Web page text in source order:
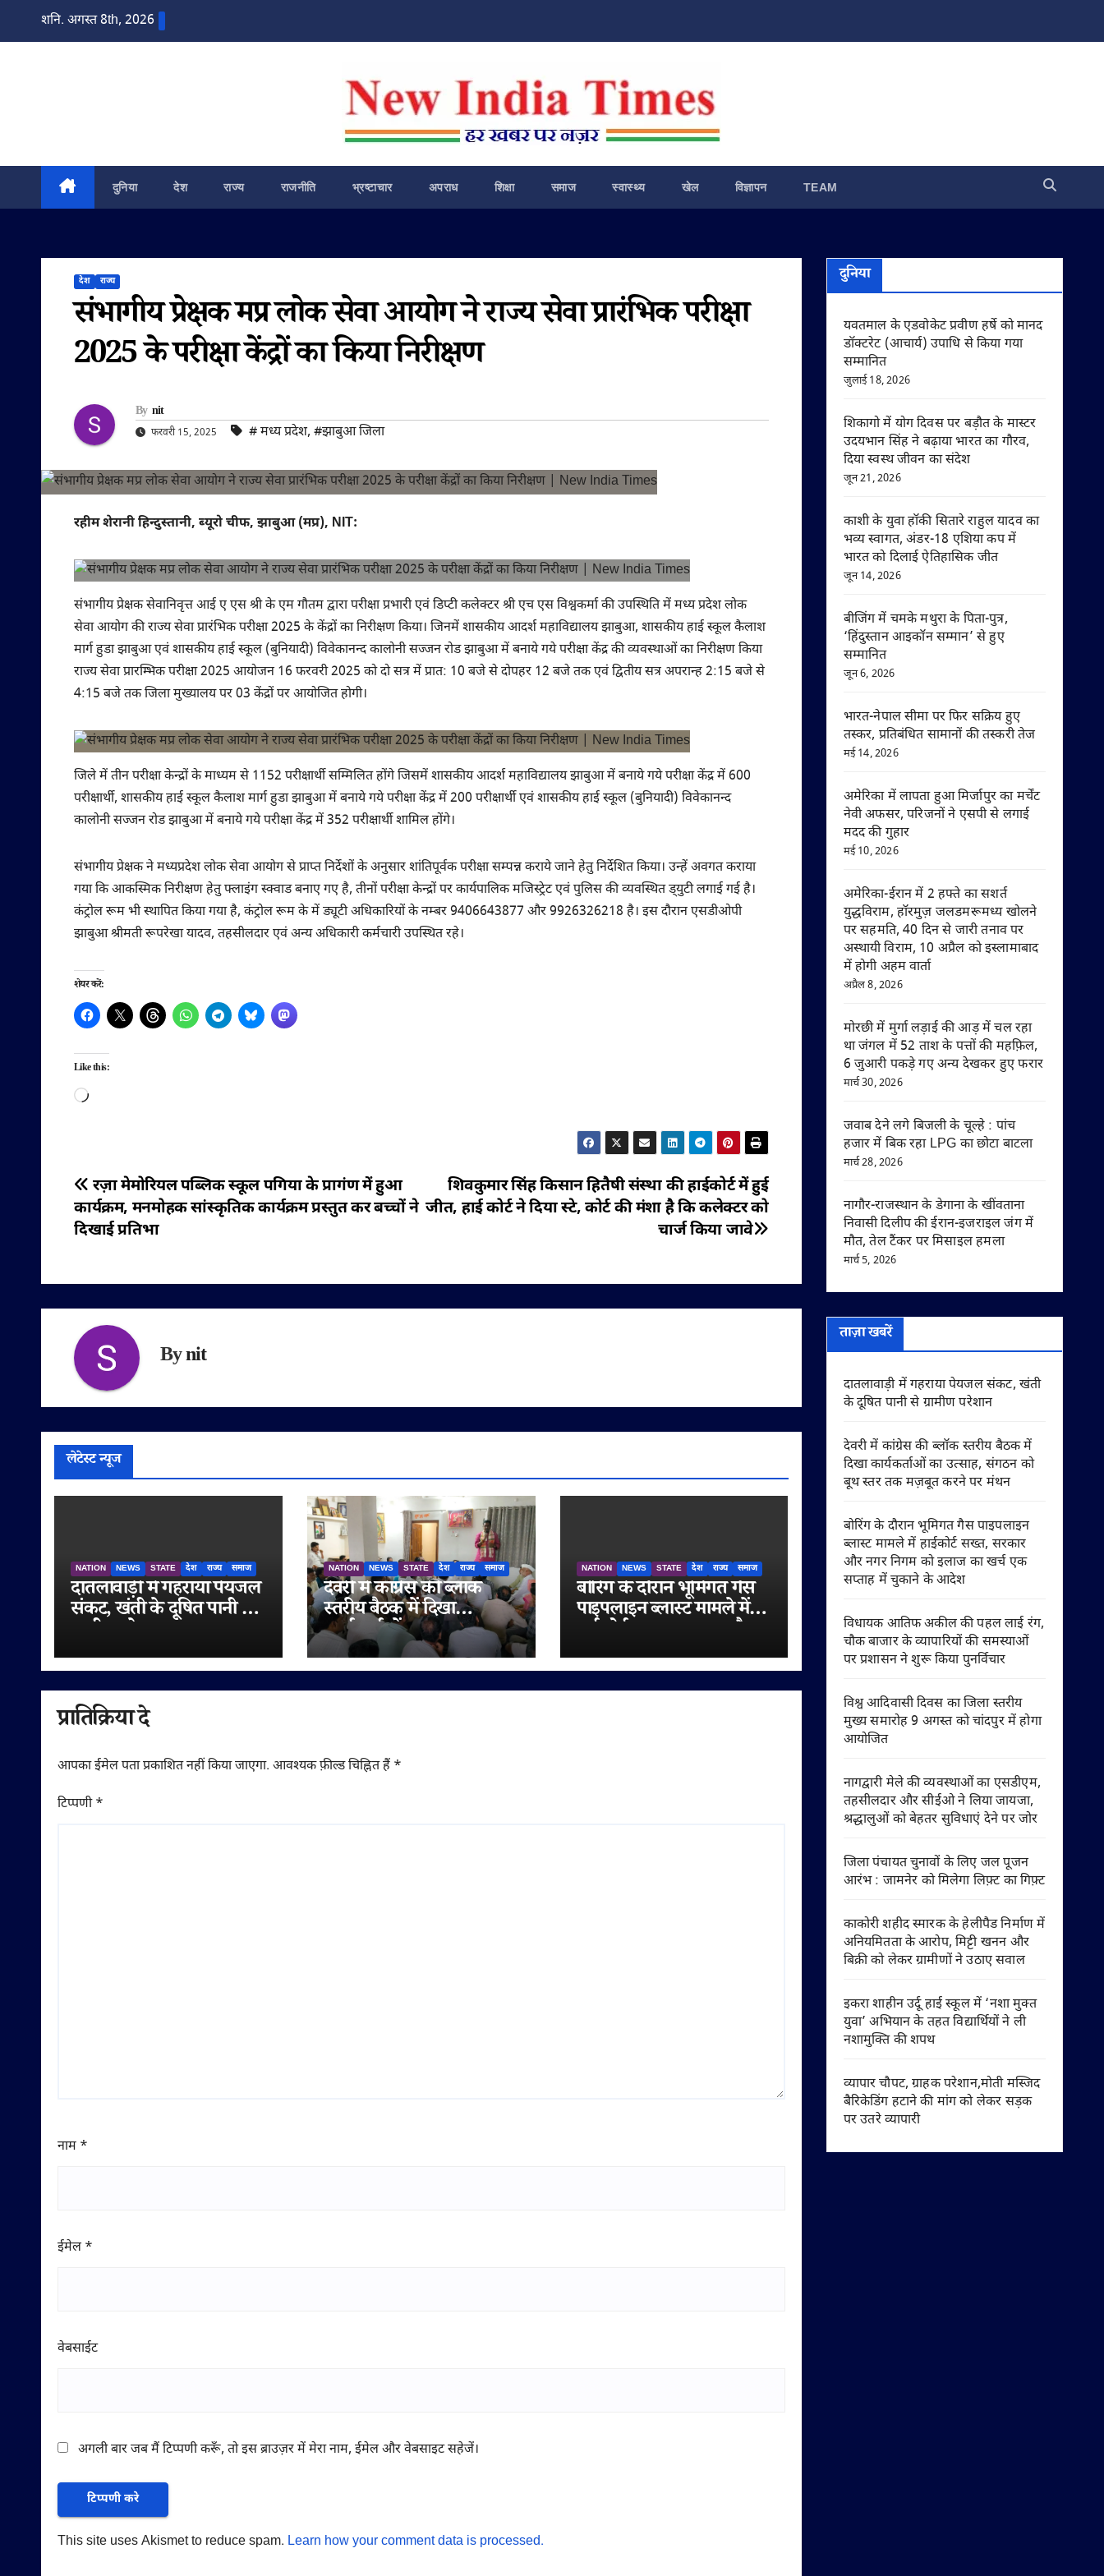
शनि. अगस्त 8th, 2026
दुनिया देश राज्य राजनीति भ्रष्टाचार अपराध शिक्षा समाज स्वास्थ्य खेल विज्ञापन TEAM
देश राज्य
संभागीय प्रेक्षक मप्र लोक सेवा आयोग ने राज्य सेवा प्रारंभिक परीक्षा
2025 के परीक्षा केंद्रों का किया निरीक्षण
By nit
फरवरी 15, 2025 #‌ मध्य प्रदेश, #झाबुआ जिला
रहीम शेरानी हिन्दुस्तानी, ब्यूरो चीफ, झाबुआ (मप्र), NIT:
संभागीय प्रेक्षक सेवानिवृत्त आई ए एस श्री के एम गौतम द्वारा परीक्षा प्रभारी एवं डिप्टी कलेक्टर श्री एच एस विश्वकर्मा की उपस्थिति में मध्य प्रदेश लोक
सेवा आयोग की राज्य सेवा प्रारंभिक परीक्षा 2025 के केंद्रों का निरीक्षण किया। जिनमें शासकीय आदर्श महाविद्यालय झाबुआ, शासकीय हाई स्कूल कैलाश
मार्ग हुडा झाबुआ एवं शासकीय हाई स्कूल (बुनियादी) विवेकानन्द कालोनी सज्जन रोड झाबुआ में बनाये गये परीक्षा केंद्र की व्यवस्थाओं का निरीक्षण किया
राज्य सेवा प्रारम्भिक परीक्षा 2025 आयोजन 16 फरवरी 2025 को दो सत्र में प्रात: 10 बजे से दोपहर 12 बजे तक एवं द्वितीय सत्र अपरान्ह 2:15 बजे से
4:15 बजे तक जिला मुख्यालय पर 03 केंद्रों पर आयोजित होगी।
जिले में तीन परीक्षा केन्द्रों के माध्यम से 1152 परीक्षार्थी सम्मिलित होंगे जिसमें शासकीय आदर्श महाविद्यालय झाबुआ में बनाये गये परीक्षा केंद्र में 600
परीक्षार्थी, शासकीय हाई स्कूल कैलाश मार्ग हुडा झाबुआ में बनाये गये परीक्षा केंद्र में 200 परीक्षार्थी एवं शासकीय हाई स्कूल (बुनियादी) विवेकानन्द
कालोनी सज्जन रोड झाबुआ में बनाये गये परीक्षा केंद्र में 352 परीक्षार्थी शामिल होंगे।
संभागीय प्रेक्षक ने मध्यप्रदेश लोक सेवा आयोग से प्राप्त निर्देशों के अनुसार शांतिपूर्वक परीक्षा सम्पन्न कराये जाने हेतु निर्देशित किया। उन्हें अवगत कराया
गया कि आकस्मिक निरीक्षण हेतु फ्लाइंग स्क्वाड बनाए गए है, तीनों परीक्षा केन्द्रों पर कार्यपालिक मजिस्ट्रेट एवं पुलिस की व्यवस्थित ड्‌युटी लगाई गई है।
कंट्रोल रूम भी स्थापित किया गया है, कंट्रोल रूम के में ड्यूटी अधिकारियों के नम्बर 9406643877 और 9926326218 है। इस दौरान एसडीओपी
झाबुआ श्रीमती रूपरेखा यादव, तहसीलदार एवं अन्य अधिकारी कर्मचारी उपस्थित रहे।
शेयर करें:
Like this:
Loading…
पोस्ट
नेविगेशन
शिवकुमार सिंह किसान हितैषी संस्था की हाईकोर्ट में हुई
जीत, हाई कोर्ट ने दिया स्टे, कोर्ट की मंशा है कि कलेक्टर को
चार्ज किया जावे
रज़ा मेमोरियल पब्लिक स्कूल पगिया के प्रागंण में हुआ
कार्यक्रम, मनमोहक सांस्कृतिक कार्यक्रम प्रस्तुत कर बच्चों ने
दिखाई प्रतिभा
Bynit
लेटेस्ट न्यूज
NATION NEWS STATE देश राज्य समाज
दातलावाड़ी में गहराया पेयजल
संकट, खंती के दूषित पानी से
ग्रामीण परेशान
NATION NEWS STATE देश राज्य समाज
देवरी में कांग्रेस की ब्लॉक
स्तरीय बैठक में दिखा
कार्यकर्ताओं का उत्साह,
संगठन को बूथ स्तर तक
मज़बूत करने पर मंथन
NATION NEWS STATE देश राज्य समाज
बोरिंग के दौरान भूमिगत गैस
पाइपलाइन ब्लास्ट मामले में
हाईकोर्ट सख्त, सरकार और
नगर निगम को इलाज का खर्च
एक सप्ताह में चुकाने के आदेश
प्रातिक्रिया दे
आपका ईमेल पता प्रकाशित नहीं किया जाएगा. आवश्यक फ़ील्ड चिह्नित हैं *
टिप्पणी*
नाम *
ईमेल *
वेबसाईट
अगली बार जब मैं टिप्पणी करूँ, तो इस ब्राउज़र में मेरा नाम, ईमेल और वेबसाइट सहेजें।
This site uses Akismet to reduce spam. Learn how your comment data is processed.
दुनिया
यवतमाल के एडवोकेट प्रवीण हर्षे को मानद
डॉक्टरेट (आचार्य) उपाधि से किया गया
सम्मानित
जुलाई 18, 2026
शिकागो में योग दिवस पर बड़ौत के मास्टर
उदयभान सिंह ने बढ़ाया भारत का गौरव,
दिया स्वस्थ जीवन का संदेश
जून 21, 2026
काशी के युवा हॉकी सितारे राहुल यादव का
भव्य स्वागत, अंडर-18 एशिया कप में
भारत को दिलाई ऐतिहासिक जीत
जून 14, 2026
बीजिंग में चमके मथुरा के पिता-पुत्र,
‘हिंदुस्तान आइकॉन सम्मान’ से हुए
सम्मानित
जून 6, 2026
भारत-नेपाल सीमा पर फिर सक्रिय हुए
तस्कर, प्रतिबंधित सामानों की तस्करी तेज
मई 14, 2026
अमेरिका में लापता हुआ मिर्जापुर का मर्चेंट
नेवी अफसर, परिजनों ने एसपी से लगाई
मदद की गुहार
मई 10, 2026
अमेरिका-ईरान में 2 हफ्ते का सशर्त
युद्धविराम, हॉरमुज़ जलडमरूमध्य खोलने
पर सहमति, 40 दिन से जारी तनाव पर
अस्थायी विराम, 10 अप्रैल को इस्लामाबाद
में होगी अहम वार्ता
अप्रैल 8, 2026
मोरछी में मुर्गा लड़ाई की आड़ में चल रहा
था जंगल में 52 ताश के पत्तों की महफ़िल,
6 जुआरी पकड़े गए अन्य देखकर हुए फरार
मार्च 30, 2026
जवाब देने लगे बिजली के चूल्हे : पांच
हजार में बिक रहा LPG का छोटा बाटला
मार्च 28, 2026
नागौर-राजस्थान के डेगाना के खींवताना
निवासी दिलीप की ईरान-इजराइल जंग में
मौत, तेल टैंकर पर मिसाइल हमला
मार्च 5, 2026
ताज़ा खबरें
दातलावाड़ी में गहराया पेयजल संकट, खंती
के दूषित पानी से ग्रामीण परेशान
देवरी में कांग्रेस की ब्लॉक स्तरीय बैठक में
दिखा कार्यकर्ताओं का उत्साह, संगठन को
बूथ स्तर तक मज़बूत करने पर मंथन
बोरिंग के दौरान भूमिगत गैस पाइपलाइन
ब्लास्ट मामले में हाईकोर्ट सख्त, सरकार
और नगर निगम को इलाज का खर्च एक
सप्ताह में चुकाने के आदेश
विधायक आतिफ अकील की पहल लाई रंग,
चौक बाजार के व्यापारियों की समस्याओं
पर प्रशासन ने शुरू किया पुनर्विचार
विश्व आदिवासी दिवस का जिला स्तरीय
मुख्य समारोह 9 अगस्त को चांदपुर में होगा
आयोजित
नागद्वारी मेले की व्यवस्थाओं का एसडीएम,
तहसीलदार और सीईओ ने लिया जायजा,
श्रद्धालुओं को बेहतर सुविधाएं देने पर जोर
जिला पंचायत चुनावों के लिए जल पूजन
आरंभ : जामनेर को मिलेगा लिफ़्ट का गिफ़्ट
काकोरी शहीद स्मारक के हेलीपैड निर्माण में
अनियमितता के आरोप, मिट्टी खनन और
बिक्री को लेकर ग्रामीणों ने उठाए सवाल
इकरा शाहीन उर्दू हाई स्कूल में ‘नशा मुक्त
युवा’ अभियान के तहत विद्यार्थियों ने ली
नशामुक्ति की शपथ
व्यापार चौपट, ग्राहक परेशान,मोती मस्जिद
बैरिकेडिंग हटाने की मांग को लेकर सड़क
पर उतरे व्यापारी